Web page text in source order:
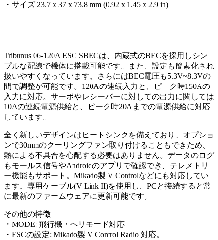
・サイズ 23.7 x 37 x 73.8 mm (0.92 x 1.45 x 2.9 in)
Tribunus 06-120A ESC SBECは、内蔵式のBECを採用しシン
プルな配線で機体に搭載可能です。また、設定も簡素化され
扱いやすくなっています。さらにはBEC電圧も5.3V~8.3Vの
間で調整が可能です。120Aの連続入力と、ピーク時150Aの
入力に対応。サーボやレシーバーに対しての出力に関しては
10Aの連続電源供給と、ピーク時20Aまでの電源供給に対応
しています。
全く新しいデザインはヒートシンクを備えており、オプショ
ンで30mmのクーリングファン取り付けることもできため、
熱による不具合を心配する必要はありません。データのログ
もモールス信号やAndroidのアプリで確認でき、 テレメトリ
ー機能もサポート。Mikado製 V Controlなどにも対応してい
ます。専用ケーブル(V Link II)を使用し、 PCと接続すると常
に最新のファームウェアに更新可能です。
その他の特徴
・MODE: 飛行機・ヘリモード対応
・ESCの設定: Mikado製 V Control Radio 対応。